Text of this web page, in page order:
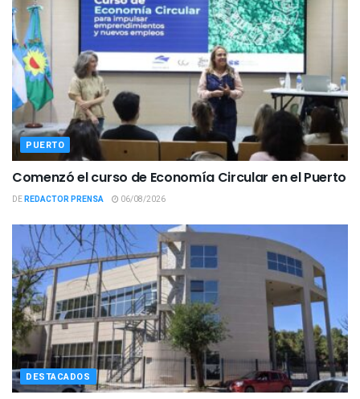
PUERTO
Comenzó el curso de Economía Circular en el Puerto
DEREDACTOR PRENSA 06/08/2026
DESTACADOS